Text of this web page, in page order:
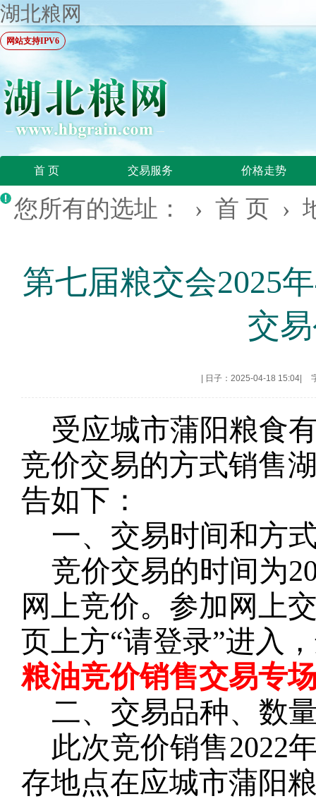
湖北粮网
网站支持IPV6
首 页 交易服务 价格走势
您所有的选址： › 首 页 ›
第七届粮交会2025
交
日子：2025-04-18 15:04
受应城市蒲阳粮食
竞价交易的方式销售
告如下：
一、交易时间和方
竞价交易的时间为
网上竞价。参加网上
页上方“请登录”进入
粮油竞价销售交易专
二、交易品种、数
此次竞价销售2022
存地点在应城市蒲阳